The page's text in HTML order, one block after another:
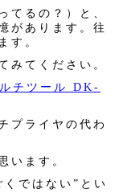
てるの？）と、
があります。往
す。
みてください。
チツール DK-
プライヤの代わ
います。
ではない”とい